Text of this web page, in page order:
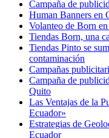
Campaña de
Human Banners en
Volanteo de Born
Tiendas Born, una
Tiendas Pinto se
contaminación
Campañas
Campaña de
Quito
Las Ventajas de la
Ecuador»
Estrategias de
Ecuador